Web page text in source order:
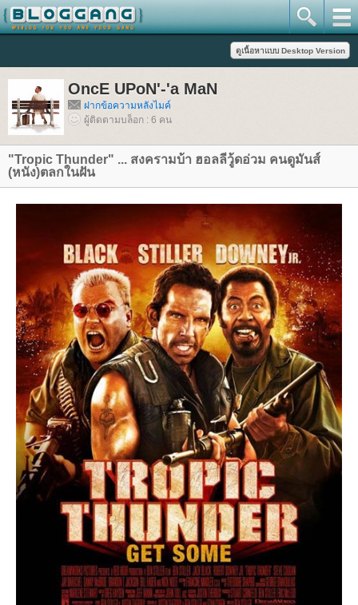
OncE UPoN'-'a MaN
ฝากข้อความหลังไมค์
ผู้ติดตามบล็อก : 6 คน
"Tropic Thunder" ... สงครามบ้า ฮอลลีวู้ดอ่วม คนดูมันส์
(หนัง)ตลกในฝัน